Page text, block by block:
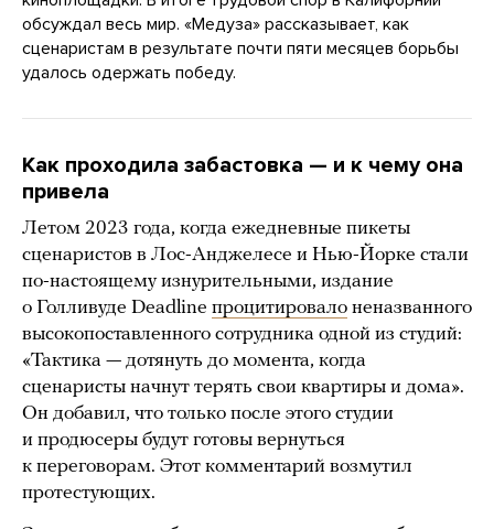
обсуждал весь мир. «Медуза» рассказывает, как
сценаристам в результате почти пяти месяцев борьбы
удалось одержать победу.
Как проходила забастовка — и к чему она
привела
Летом 2023 года, когда ежедневные пикеты
сценаристов в Лос-Анджелесе и Нью-Йорке стали
по-настоящему изнурительными, издание
о Голливуде Deadline процитировало неназванного
высокопоставленного сотрудника одной из студий:
«Тактика — дотянуть до момента, когда
сценаристы начнут терять свои квартиры и дома».
Он добавил, что только после этого студии
и продюсеры будут готовы вернуться
к переговорам. Этот комментарий возмутил
протестующих.